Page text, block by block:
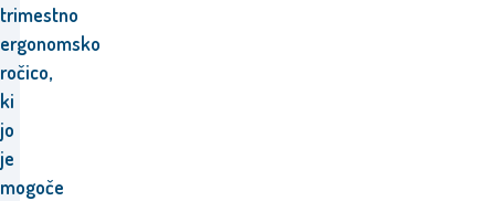
trimestno
ergonomsko
ročico,
ki
jo
je
mogoče